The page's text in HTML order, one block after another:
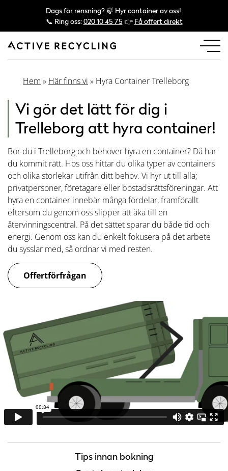
Dags för rensning? 🍃 Hyr container av oss!
📞 Ring oss:020 10 45 75 👉 Få offert direkt
Hem » Här finns vi » Hyra Container Trelleborg
Vi gör det lätt för dig i
Trelleborg att hyra container!
Bor du i Trelleborg och behöver hyra en container? Då har
du kommit rätt. Hos oss hittar du olika typer av containers
och olika storlekar utifrån ditt behov. Vi hyr ut till alla;
privatpersoner, företagare eller bostadsrättsföreningar. Att
hyra en container innebär många fördelar, framförallt
eftersom du genom oss slipper att åka till en
återvinningscentral. På det sättet sparar du både tid och
energi. Genom oss kan du enkelt fokusera på det arbete
du sysslar med, så ordnar vi med resten.
Offertförfrågan
Tips innan bokning